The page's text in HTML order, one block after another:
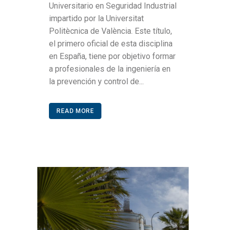
Universitario en Seguridad Industrial
impartido por la Universitat
Politècnica de València. Este título,
el primero oficial de esta disciplina
en España, tiene por objetivo formar
a profesionales de la ingeniería en
la prevención y control de...
READ MORE